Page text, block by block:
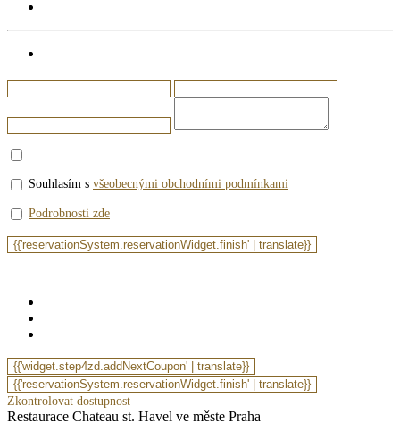
Souhlasím s všeobecnými obchodními podmínkami
Podrobnosti zde
Zkontrolovat dostupnost
Restaurace Chateau st. Havel ve měste Praha